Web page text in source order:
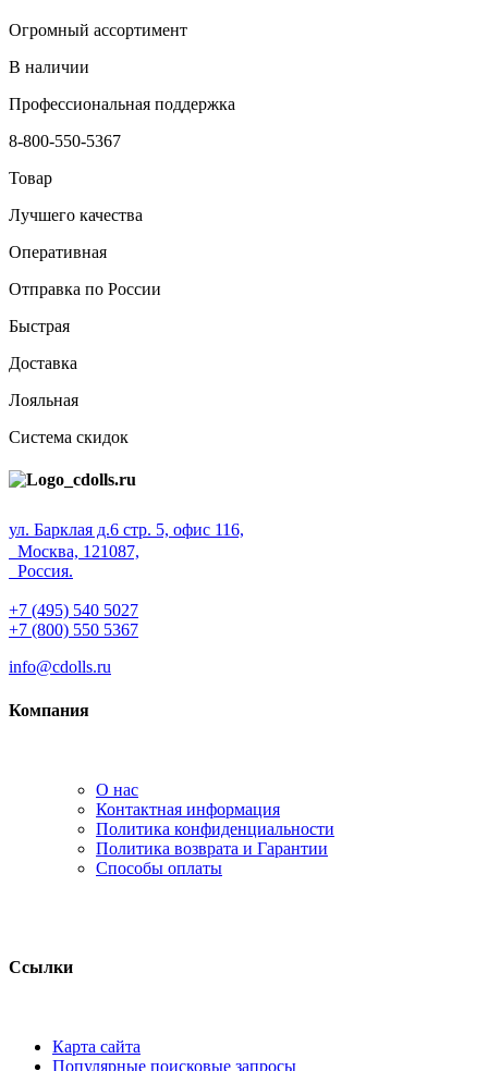
Огромный ассортимент
В наличии
Профессиональная поддержка
8-800-550-5367
Товар
Лучшего качества
Оперативная
Отправка по России
Быстрая
Доставка
Лояльная
Система скидок
ул. Барклая д.6 стр. 5, офис 116,
Москва, 121087,
Россия.
+7 (495) 540 5027
+7 (800) 550 5367
info@cdolls.ru
Компания
О нас
Контактная информация
Политика конфиденциальности
Политика возврата и Гарантии
Способы оплаты
Ссылки
Карта сайта
Популярные поисковые запросы